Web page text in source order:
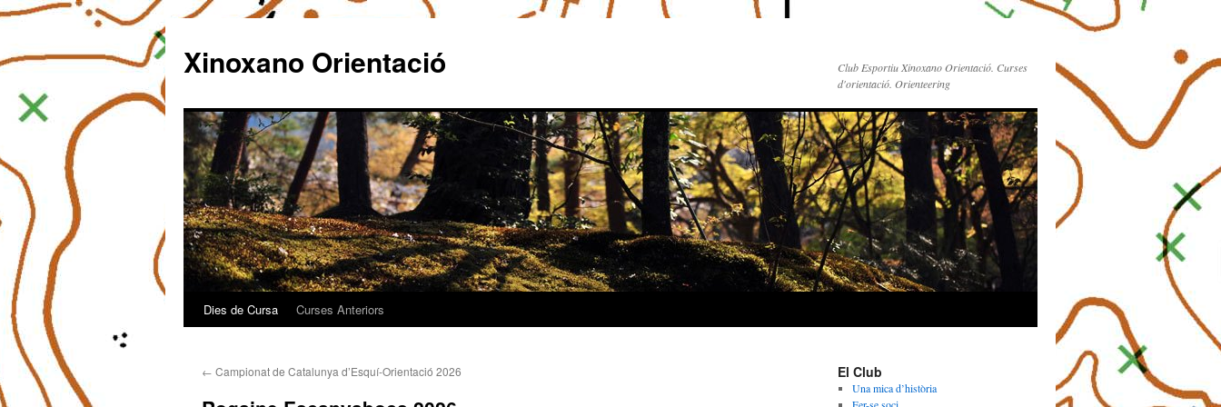
Xinoxano Orientació
Club Esportiu Xinoxano Orientació. Curses
d'orientació. Orienteering
Vés
contingut
Dies de Cursa Curses Anteriors
← Campionat de Catalunya d’Esquí-Orientació 2026 El Club
Una mica d’història